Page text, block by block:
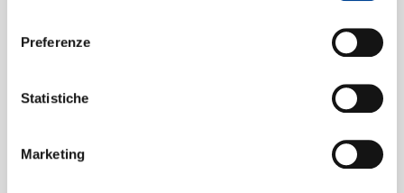
Preferenze
Statistiche
Marketing